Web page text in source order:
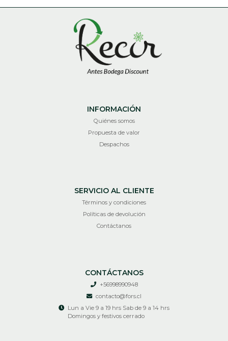
INFORMACIÓN
Quiénes somos
Propuesta de valor
Despachos
SERVICIO AL CLIENTE
Términos y condiciones
Políticas de devolución
Contáctanos
CONTÁCTANOS
+56998990948
contacto@fors.cl
Lun a Vie 9 a 19 hrs Sab de 9 a 14 hrs
Domingos y festivos cerrado